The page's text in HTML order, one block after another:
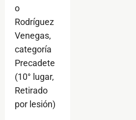
o
Rodríguez
Venegas,
categoría
Precadete
(10° lugar,
Retirado
por lesión)